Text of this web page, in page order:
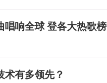
唱响全球 登各大热歌榜
有多领先？